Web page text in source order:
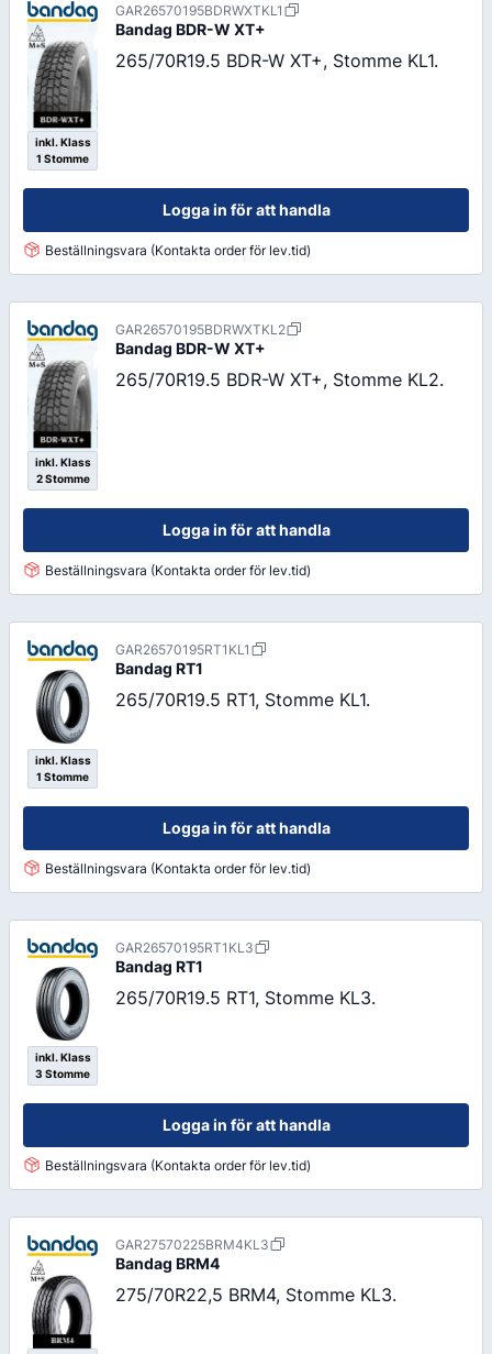
inkl. Klass
1 Stomme
GAR26570195BDRWXTKL1
Bandag BDR-W XT+
265/70R19.5 BDR-W XT+, Stomme KL1.
Logga in för att handla
Beställningsvara (Kontakta order för lev.tid)
inkl. Klass
2 Stomme
GAR26570195BDRWXTKL2
Bandag BDR-W XT+
265/70R19.5 BDR-W XT+, Stomme KL2.
Logga in för att handla
Beställningsvara (Kontakta order för lev.tid)
inkl. Klass
1 Stomme
GAR26570195RT1KL1
Bandag RT1
265/70R19.5 RT1, Stomme KL1.
Logga in för att handla
Beställningsvara (Kontakta order för lev.tid)
inkl. Klass
3 Stomme
GAR26570195RT1KL3
Bandag RT1
265/70R19.5 RT1, Stomme KL3.
Logga in för att handla
Beställningsvara (Kontakta order för lev.tid)
GAR27570225BRM4KL3
Bandag BRM4
275/70R22,5 BRM4, Stomme KL3.